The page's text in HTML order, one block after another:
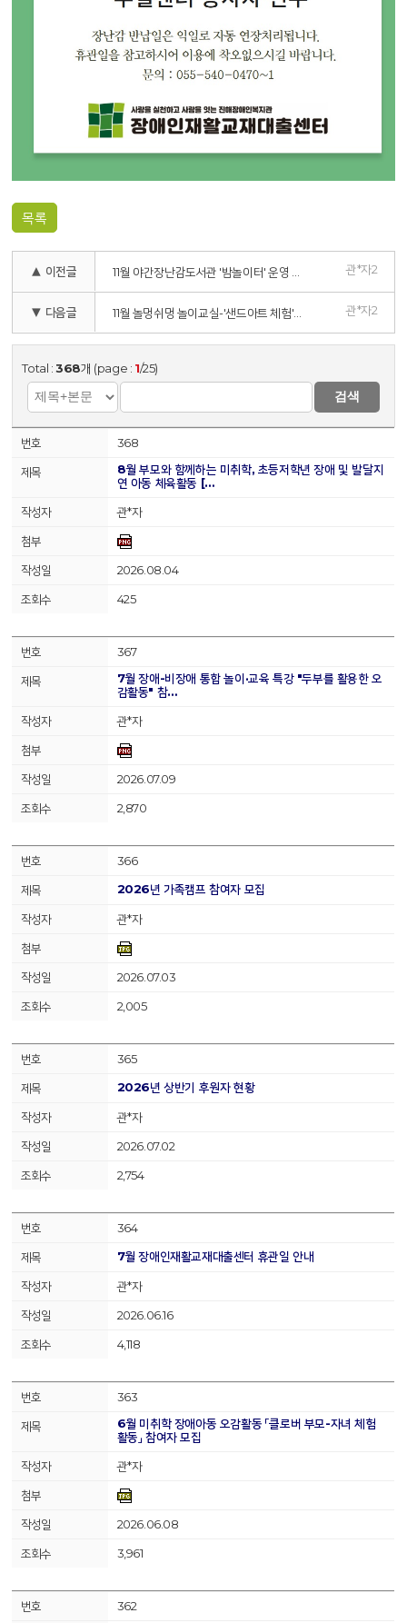
목록
▲ 이전글 관*자2
▼ 다음글 관*자2
Total :368개 (page : 1/25)
검색
368
8월 부모와 함께하는 미취학, 초등저학년 장애 및 발달지
연 아동 체육활동 […
관*자
2026.08.04
425
367
7월 장애-비장애 통합 놀이·교육 특강 "두부를 활용한 오
감활동" 참…
관*자
2026.07.09
2,870
366
2026년 가족캠프 참여자 모집
관*자
2026.07.03
2,005
365
2026년 상반기 후원자 현황
관*자
2026.07.02
2,754
364
7월 장애인재활교재대출센터 휴관일 안내
관*자
2026.06.16
4,118
363
6월 미취학 장애아동 오감활동 「클로버 부모-자녀 체험
활동」 참여자 모집
관*자
2026.06.08
3,961
362